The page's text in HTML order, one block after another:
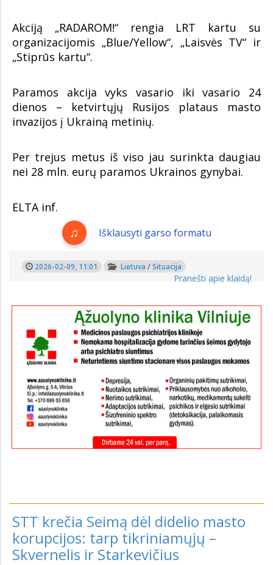
Akciją „RADAROM!“ rengia LRT kartu su
organizacijomis „Blue/Yellow“, „Laisvės TV“ ir
„Stiprūs kartu“.
Paramos akcija vyks vasario iki vasario 24
dienos – ketvirtųjų Rusijos plataus masto
invazijos į Ukrainą metinių.
Per trejus metus iš viso jau surinkta daugiau
nei 28 mln. eurų paramos Ukrainos gynybai.
ELTA inf.
Išklausyti garso formatu
2026-02-09, 11:01 Lietuva /Situacija
Pranešti apie klaidą!
STT krečia Seimą dėl didelio masto
korupcijos: tarp tikriniamųjų –
Skvernelis ir Starkevičius